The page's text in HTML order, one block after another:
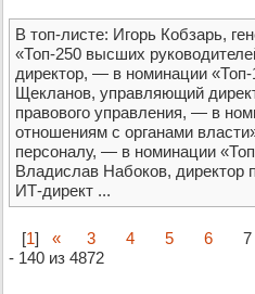
В топ-листе: Игорь Кобзарь,
«Топ-250 высших
директор, — в номинации
Щекланов, управляющий
правового управления, — в
отношениям с органами
персоналу, — в номинации
Владислав Набоков, директор
ИТ-директ ...
[1] « 3 4 5 6
7
- 140 из 4872